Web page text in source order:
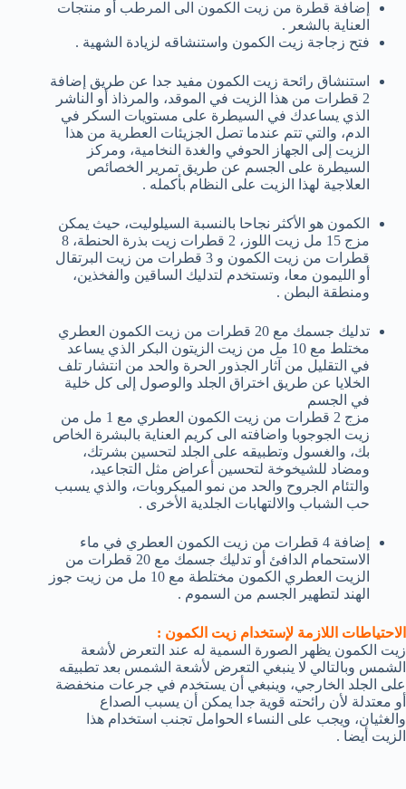
إضافة قطرة من زيت الكمون الى المرطب أو منتجات
العناية بالشعر .
فتح زجاجة زيت الكمون واستنشاقه لزيادة الشهية .
استنشاق رائحة زيت الكمون مفيد جدا عن طريق إضافة
2 قطرات من هذا الزيت في الموقد، والمرذاذ أو الناشر
الذي يساعدك في السيطرة على مستويات السكر في
الدم، والتي تتم عندما تصل الجزيئات العطرية من هذا
الزيت إلى الجهاز الحوفي والغدة النخامية، ومركز
السيطرة على الجسم عن طريق تمرير الخصائص
العلاجية لهذا الزيت على النظام بأكمله .
الكمون هو الأكثر نجاحا بالنسبة السيلوليت، حيث يمكن
مزج 15 مل زيت اللوز، 2 قطرات زيت بذرة الحنطة، 8
قطرات من زيت الكمون و 3 قطرات من زيت البرتقال
أو الليمون معا، وتستخدم لتدليك الساقين والفخذين،
ومنطقة البطن .
تدليك جسمك مع 20 قطرات من زيت الكمون العطري
مختلط مع 10 مل من زيت الزيتون البكر الذي يساعد
في التقليل من آثار الجذور الحرة والحد من انتشار تلف
الخلايا عن طريق اختراق الجلد والوصول إلى كل خلية
في الجسم
مزج 2 قطرات من زيت الكمون العطري مع 1 مل من
زيت الجوجوبا واضافته الى كريم العناية بالبشرة الخاص
بك، والغسول وتطبيقه على الجلد لتحسين بشرتك،
ومضاد للشيخوخة لتحسين أعراض مثل التجاعيد،
والتئام الجروح والحد من نمو الميكروبات، والذي يسبب
حب الشباب والالتهابات الجلدية الأخرى .
إضافة 4 قطرات من زيت الكمون العطري في ماء
الاستحمام الدافئ أو تدليك جسمك مع 20 قطرات من
الزيت العطري الكمون مختلطة مع 10 مل من زيت جوز
الهند لتطهير الجسم من السموم .
الاحتياطات اللازمة لإستخدام زيت الكمون :
زيت الكمون يظهر الصورة السمية له عند التعرض لأشعة
الشمس وبالتالي لا ينبغي التعرض لأشعة الشمس بعد تطبيقه
على الجلد الخارجي، وينبغي أن يستخدم في جرعات منخفضة
أو معتدلة لأن رائحته قوية جدا يمكن أن يسبب الصداع
والغثيان، ويجب على النساء الحوامل تجنب استخدام هذا
الزيت أيضا .